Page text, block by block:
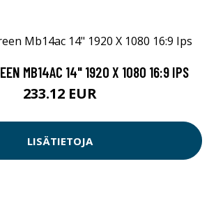
MB14AC 14" 1920 X 1080 16:9 IPS
233.12 EUR
LISÄTIETOJA